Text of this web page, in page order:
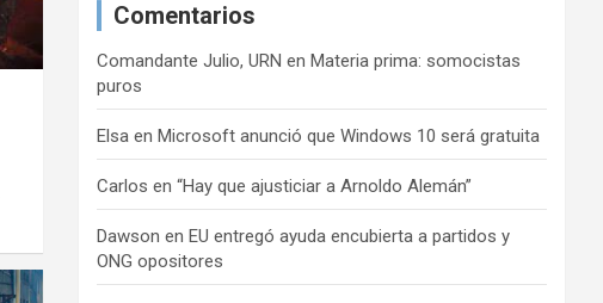
Comentarios
Comandante Julio, URN en Materia prima: somocistas
puros
Elsa en Microsoft anunció que Windows 10 será gratuita
Carlosen“Hay que ajusticiar a Arnoldo Alemán”
Dawson en EU entregó ayuda encubierta a partidos y
ONG opositores